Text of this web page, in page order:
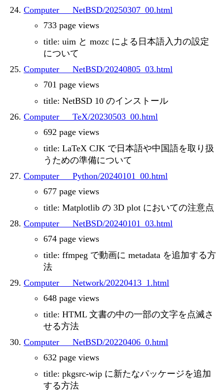
Computer___NetBSD/20250307_00.html
733 page views
title: uim と mozc による日本語入力の設定
について
Computer___NetBSD/20240805_03.html
701 page views
title: NetBSD 10 のインストール
Computer___TeX/20230503_00.html
692 page views
title: LaTeX CJK で日本語や中国語を取り扱
うための準備について
Computer___Python/20240101_00.html
677 page views
title: Matplotlib の 3D plot においての注意点
Computer___NetBSD/20240101_03.html
674 page views
title: ffmpeg で動画に metadata を追加する方
法
Computer___Network/20220413_1.html
648 page views
title: HTML 文書の中の一部の文字を点滅さ
せる方法
Computer___NetBSD/20220406_0.html
632 page views
title: pkgsrc-wip に新たなパッケージを追加
する方法